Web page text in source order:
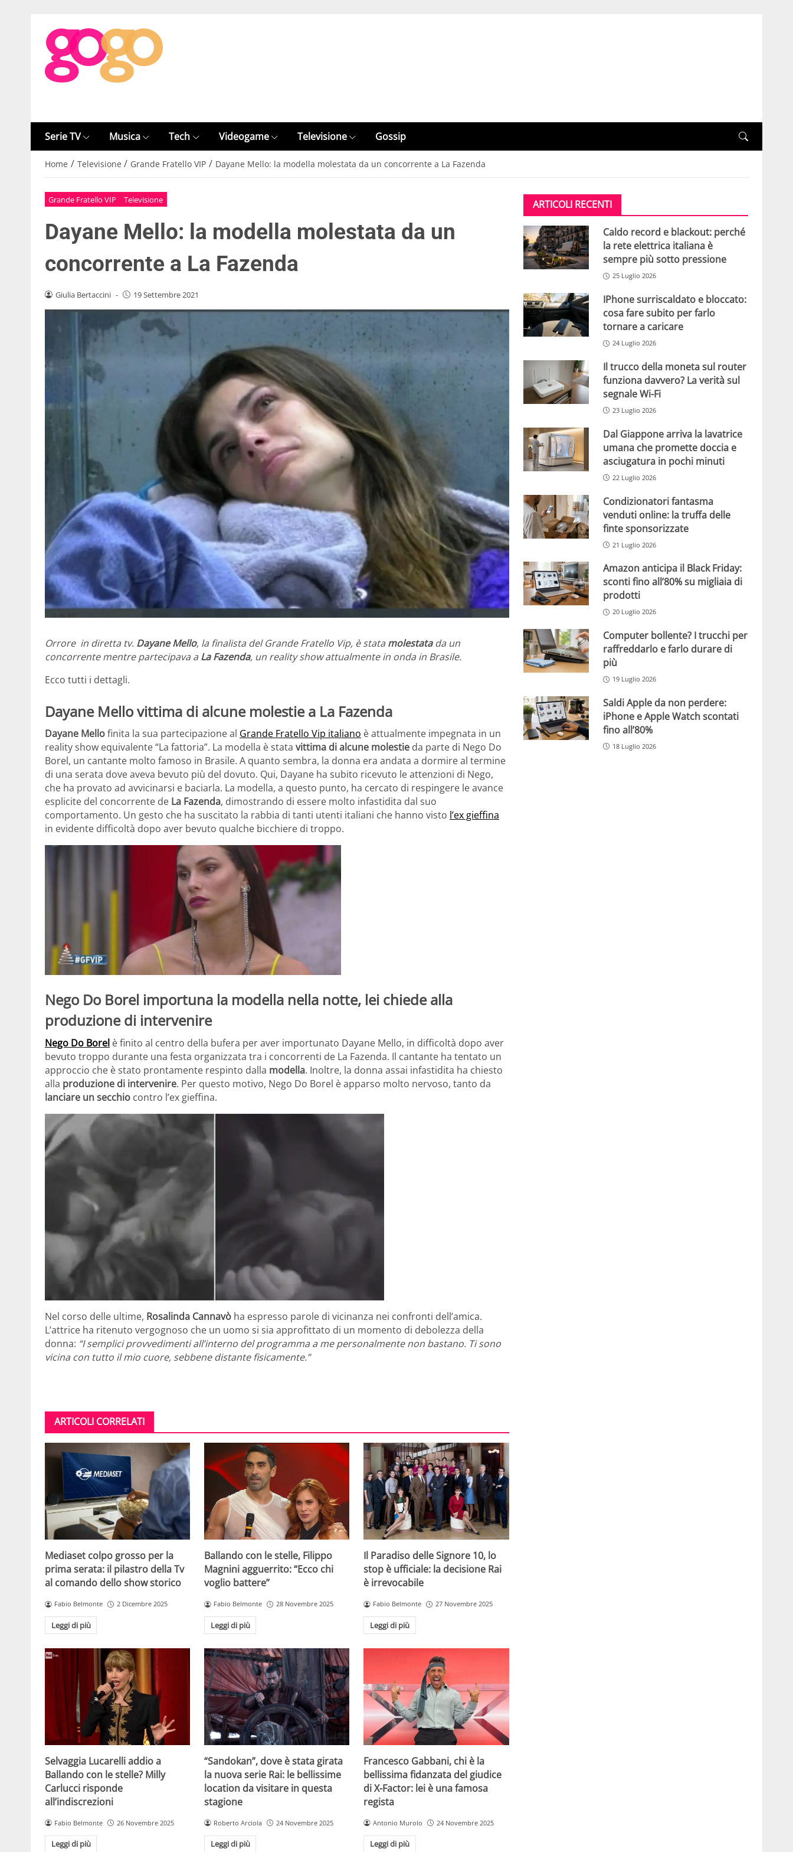
Serie TV Musica Tech Videogame Televisione Gossip
Home / Televisione / Grande Fratello VIP / Dayane Mello: la modella molestata da un concorrente a La Fazenda
Grande Fratello VIP Televisione
Dayane Mello: la modella molestata da un
concorrente a La Fazenda
Giulia Bertaccini - 19 Settembre 2021
Orrore in diretta tv. Dayane Mello, la finalista del Grande Fratello Vip, è stata molestatada un
concorrente mentre partecipava a La Fazenda, un reality show attualmente in onda in Brasile.
Ecco tutti i dettagli.
Dayane Mello vittima di alcune molestie a La Fazenda
Dayane Mellofinita la sua partecipazione al Grande Fratello Vip italiano è attualmente impegnata in un
reality show equivalente “La fattoria”. La modella è stata vittima di alcune molestie da parte di Nego Do
Borel, un cantante molto famoso in Brasile. A quanto sembra, la donna era andata a dormire al termine
di una serata dove aveva bevuto più del dovuto. Qui, Dayane ha subito ricevuto le attenzioni di Nego,
che ha provato ad avvicinarsi e baciarla. La modella, a questo punto, ha cercato di respingere le avance
esplicite del concorrente de La Fazenda, dimostrando di essere molto infastidita dal suo
comportamento. Un gesto che ha suscitato la rabbia di tanti utenti italiani che hanno visto l’ex gieffina
in evidente difficoltà dopo aver bevuto qualche bicchiere di troppo.
Nego Do Borel importuna la modella nella notte, lei chiede alla
produzione di intervenire
Nego Do Borel è finito al centro della bufera per aver importunato Dayane Mello, in difficoltà dopo aver
bevuto troppo durante una festa organizzata tra i concorrenti de La Fazenda. Il cantante ha tentato un
approccio che è stato prontamente respinto dalla modella. Inoltre, la donna assai infastidita ha chiesto
alla produzione di intervenire. Per questo motivo, Nego Do Borel è apparso molto nervoso, tanto da
lanciare un secchio contro l’ex gieffina.
Nel corso delle ultime, Rosalinda Cannavò ha espresso parole di vicinanza nei confronti dell’amica.
L’attrice ha ritenuto vergognoso che un uomo si sia approfittato di un momento di debolezza della
donna: “I semplici provvedimenti all’interno del programma a me personalmente non bastano. Ti sono
vicina con tutto il mio cuore, sebbene distante fisicamente.”
ARTICOLI CORRELATI
Mediaset colpo grosso per la
prima serata: il pilastro della Tv
al comando dello show storico
Fabio Belmonte 2 Dicembre 2025
Leggi di più
Ballando con le stelle, Filippo
Magnini agguerrito: “Ecco chi
voglio battere”
Fabio Belmonte 28 Novembre 2025
Leggi di più
Il Paradiso delle Signore 10, lo
stop è ufficiale: la decisione Rai
è irrevocabile
Fabio Belmonte 27 Novembre 2025
Leggi di più
Selvaggia Lucarelli addio a
Ballando con le stelle? Milly
Carlucci risponde
all’indiscrezioni
Fabio Belmonte 26 Novembre 2025
Leggi di più
“Sandokan”, dove è stata girata
la nuova serie Rai: le bellissime
location da visitare in questa
stagione
Roberto Arciola 24 Novembre 2025
Leggi di più
Francesco Gabbani, chi è la
bellissima fidanzata del giudice
di X-Factor: lei è una famosa
regista
Antonio Murolo 24 Novembre 2025
Leggi di più
ARTICOLI RECENTI
Caldo record e blackout: perché
la rete elettrica italiana è
sempre più sotto pressione
25 Luglio 2026
IPhone surriscaldato e bloccato:
cosa fare subito per farlo
tornare a caricare
24 Luglio 2026
Il trucco della moneta sul router
funziona davvero? La verità sul
segnale Wi-Fi
23 Luglio 2026
Dal Giappone arriva la lavatrice
umana che promette doccia e
asciugatura in pochi minuti
22 Luglio 2026
Condizionatori fantasma
venduti online: la truffa delle
finte sponsorizzate
21 Luglio 2026
Amazon anticipa il Black Friday:
sconti fino all’80% su migliaia di
prodotti
20 Luglio 2026
Computer bollente? I trucchi per
raffreddarlo e farlo durare di
più
19 Luglio 2026
Saldi Apple da non perdere:
iPhone e Apple Watch scontati
fino all’80%
18 Luglio 2026